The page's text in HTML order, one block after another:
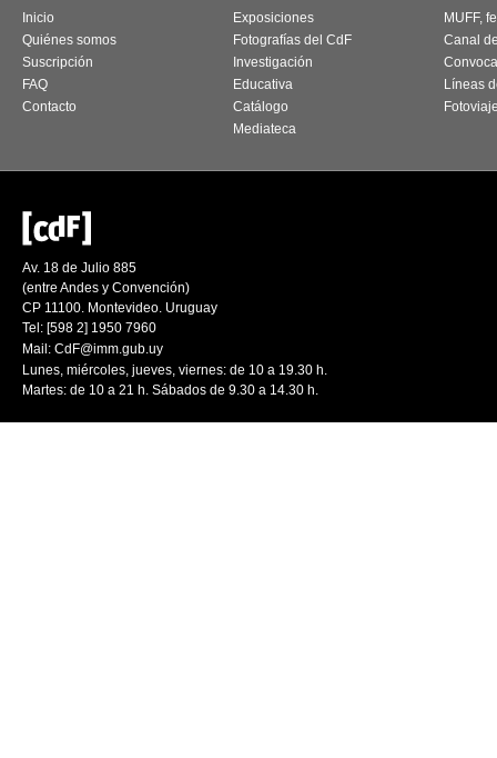
Inicio
Quiénes somos
Suscripción
FAQ
Contacto
Exposiciones
Fotografías del CdF
Investigación
Educativa
Catálogo
Mediateca
MUFF,
Canal
Líneas
Av. 18 de Julio 885
(entre Andes y Convención)
CP 11100. Montevideo. Uruguay
Tel: [598 2] 1950 7960
Mail: CdF@imm.gub.uy
Lunes, miércoles, jueves, viernes: de 10 a 19.30 h.
Martes: de 10 a 21 h. Sábados de 9.30 a 14.30 h.